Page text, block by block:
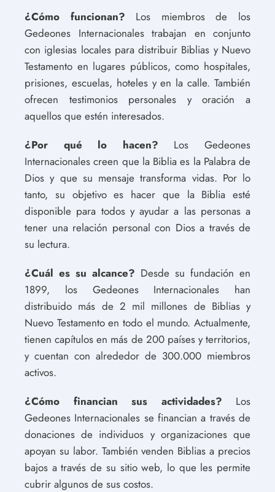
¿Cómo funcionan? Los miembros de los
Gedeones Internacionales trabajan en conjunto
con iglesias locales para distribuir Biblias y Nuevo
Testamento en lugares públicos, como hospitales,
prisiones, escuelas, hoteles y en la calle. También
ofrecen testimonios personales y oración a
aquellos que estén interesados.
¿Por qué lo hacen? Los Gedeones
Internacionales creen que la Biblia es la Palabra de
Dios y que su mensaje transforma vidas. Por lo
tanto, su objetivo es hacer que la Biblia esté
disponible para todos y ayudar a las personas a
tener una relación personal con Dios a través de
su lectura.
¿Cuál es su alcance? Desde su fundación en
1899, los Gedeones Internacionales han
distribuido más de 2 mil millones de Biblias y
Nuevo Testamento en todo el mundo. Actualmente,
tienen capítulos en más de 200 países y territorios,
y cuentan con alrededor de 300.000 miembros
activos.
¿Cómo financian sus actividades? Los
Gedeones Internacionales se financian a través de
donaciones de individuos y organizaciones que
apoyan su labor. También venden Biblias a precios
bajos a través de su sitio web, lo que les permite
cubrir algunos de sus costos.